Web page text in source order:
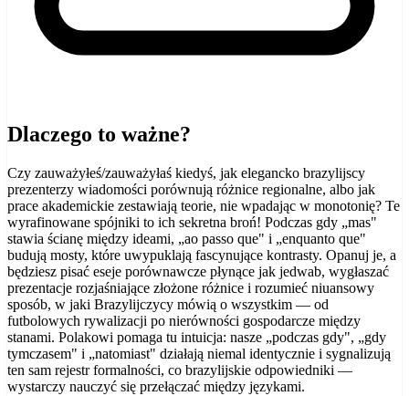
Dlaczego to ważne?
Czy zauważyłeś/zauważyłaś kiedyś, jak elegancko brazylijscy
prezenterzy wiadomości porównują różnice regionalne, albo jak
prace akademickie zestawiają teorie, nie wpadając w monotonię? Te
wyrafinowane spójniki to ich sekretna broń! Podczas gdy „mas"
stawia ścianę między ideami, „ao passo que" i „enquanto que"
budują mosty, które uwypuklają fascynujące kontrasty. Opanuj je, a
będziesz pisać eseje porównawcze płynące jak jedwab, wygłaszać
prezentacje rozjaśniające złożone różnice i rozumieć niuansowy
sposób, w jaki Brazylijczycy mówią o wszystkim — od
futbolowych rywalizacji po nierówności gospodarcze między
stanami. Polakowi pomaga tu intuicja: nasze „podczas gdy", „gdy
tymczasem" i „natomiast" działają niemal identycznie i sygnalizują
ten sam rejestr formalności, co brazylijskie odpowiedniki —
wystarczy nauczyć się przełączać między językami.